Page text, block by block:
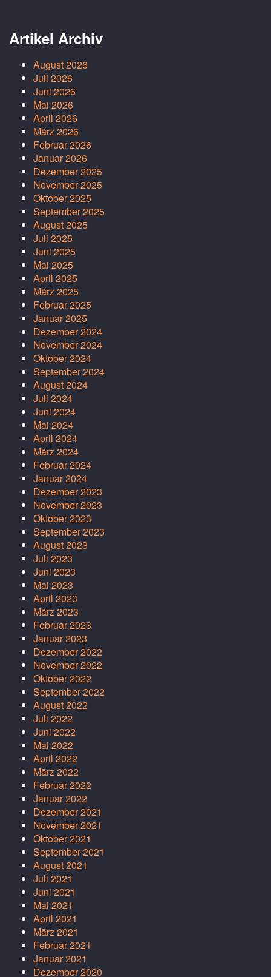
Artikel Archiv
August 2026
Juli 2026
Juni 2026
Mai 2026
April 2026
März 2026
Februar 2026
Januar 2026
Dezember 2025
November 2025
Oktober 2025
September 2025
August 2025
Juli 2025
Juni 2025
Mai 2025
April 2025
März 2025
Februar 2025
Januar 2025
Dezember 2024
November 2024
Oktober 2024
September 2024
August 2024
Juli 2024
Juni 2024
Mai 2024
April 2024
März 2024
Februar 2024
Januar 2024
Dezember 2023
November 2023
Oktober 2023
September 2023
August 2023
Juli 2023
Juni 2023
Mai 2023
April 2023
März 2023
Februar 2023
Januar 2023
Dezember 2022
November 2022
Oktober 2022
September 2022
August 2022
Juli 2022
Juni 2022
Mai 2022
April 2022
März 2022
Februar 2022
Januar 2022
Dezember 2021
November 2021
Oktober 2021
September 2021
August 2021
Juli 2021
Juni 2021
Mai 2021
April 2021
März 2021
Februar 2021
Januar 2021
Dezember 2020